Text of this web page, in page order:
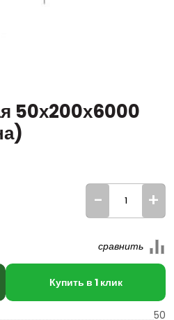
50х200х6000
- +
Купить в 1 клик
50